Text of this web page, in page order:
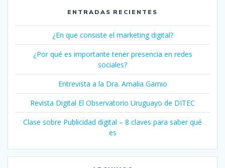
ENTRADAS RECIENTES
¿En que consiste el marketing digital?
¿Por qué es importante tener presencia en redes
sociales?
Entrevista a la Dra. Amalia Gamio
Revista Digital El Observatorio Uruguayo de DITEC
Clase sobre Publicidad digital – 8 claves para saber qué
es